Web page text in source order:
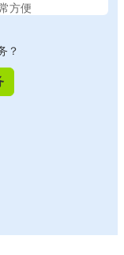
方便
？